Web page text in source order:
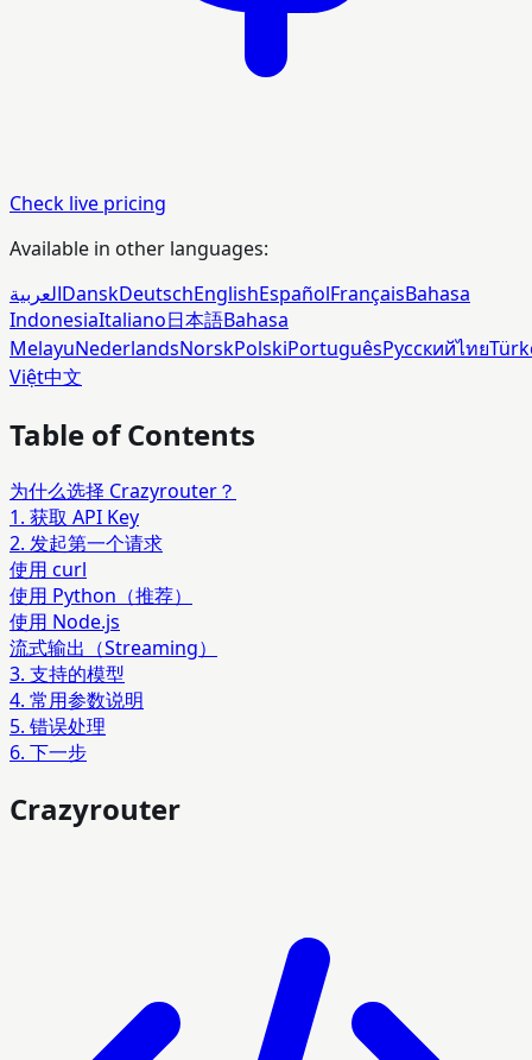
Check live pricing
Available in other languages:
العربيةDanskDeutschEnglishEspañolFrançaisBahasa
IndonesiaItaliano日本語Bahasa
MelayuNederlandsNorskPolskiPortuguêsРусскийไทย
Việt中文
Table of Contents
为什么选择 Crazyrouter？
1. 获取 API Key
2. 发起第一个请求
使用 curl
使用 Python（推荐）
使用 Node.js
流式输出（Streaming）
3. 支持的模型
4. 常用参数说明
5. 错误处理
6. 下一步
Crazyrouter